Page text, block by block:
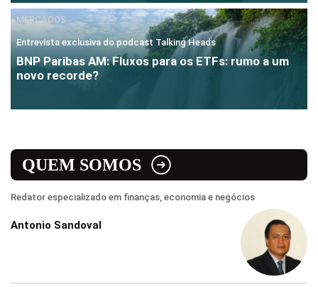
MERCADOS
Entrevista exclusiva do podcast Talking Heads
BNP Paribas AM: Fluxos para os ETFs: rumo a um
novo recorde?
QUEM SOMOS
Redator especializado em finanças, economia e negócios
Antonio Sandoval